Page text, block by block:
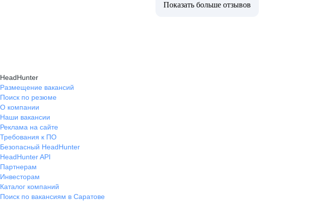
Показать больше отзывов
HeadHunter
Размещение вакансий
Поиск по резюме
О компании
Наши вакансии
Реклама на сайте
Требования к ПО
Безопасный HeadHunter
HeadHunter API
Партнерам
Инвесторам
Каталог компаний
Поиск по вакансиям в Саратове